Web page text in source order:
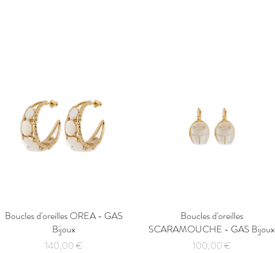
Aperçu rapide
Boucles d'oreilles OREA - GAS
Bijoux
Prix
140,00 €
Aperçu rapide
Boucles d'oreilles
SCARAMOUCHE - GAS Bijoux
Prix
100,00 €